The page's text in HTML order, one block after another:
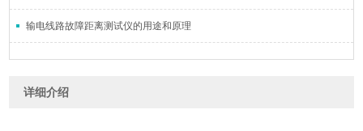
输电线路故障距离测试仪的用途和原理
详细介绍